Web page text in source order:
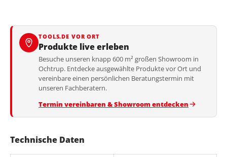
TOOLS.DE VOR ORT
Produkte live erleben
Besuche unseren knapp 600 m² großen Showroom in
Ochtrup. Entdecke ausgewählte Produkte vor Ort und
vereinbare einen persönlichen Beratungstermin mit
unseren Fachberatern.
Termin vereinbaren & Showroom entdecken
Technische Daten